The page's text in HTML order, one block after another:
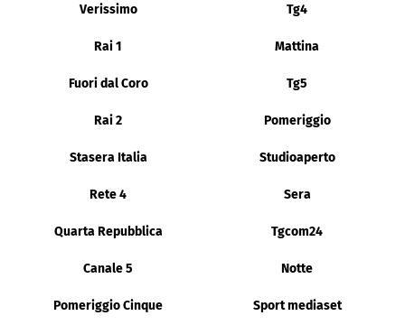
Verissimo Tg4
Rai 1 Mattina
Fuori dal Coro Tg5
Rai 2 Pomeriggio
Stasera Italia Studioaperto
Rete 4 Sera
Quarta Repubblica Tgcom24
Canale 5 Notte
Pomeriggio Cinque Sport mediaset